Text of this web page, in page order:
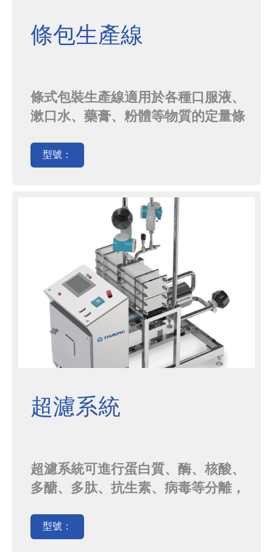
條包生產線
條式包裝生產線適用於各種口服液、
漱口水、藥膏、粉體等物質的定量條
等設備，與裝盒機與後包裝搭配使
用，按需求完成條袋裝盒、裝箱子、
健、食品等行業。
型號：
超濾系統
超濾系統可進行蛋白質、酶、核酸、
多醣、多肽、抗生素、病毒等分離，
製品、單抗類藥品、重組蛋白等生產
過程中的透析、濃縮等。
型號：